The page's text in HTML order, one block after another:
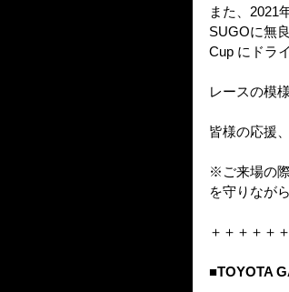
また、2021
SUGOに無
Cup にドラ
レースの模
皆様の応援
※ご来場の
を守りなが
＋＋＋＋＋
■TOYOTA